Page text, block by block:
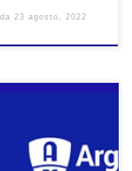
23 agosto, 2022
vienen con regalo